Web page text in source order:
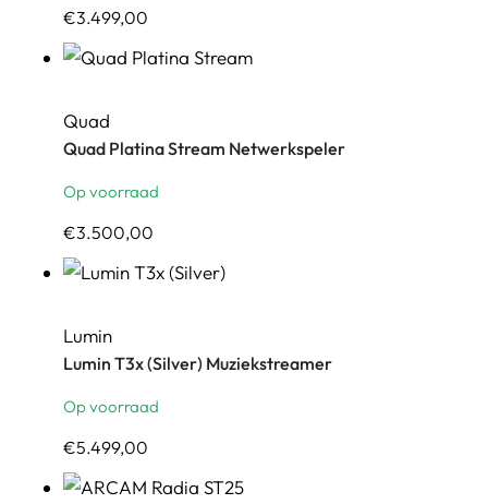
€3.499,00
Quad
Quad Platina Stream Netwerkspeler
Op voorraad
€3.500,00
Lumin
Lumin T3x (Silver) Muziekstreamer
Op voorraad
€5.499,00